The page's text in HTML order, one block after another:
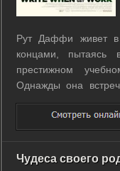
Рут Даффи живет
концами, пытаясь
престижном
Однажды она
Коллинза, и между
Чудеса своего